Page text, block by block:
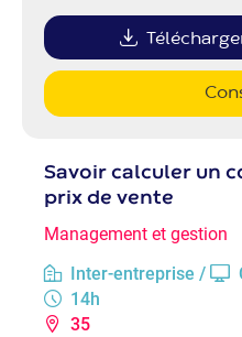
Savoir calculer un
prix de vente
Management et gestion
Inter-entreprise /
14h
35